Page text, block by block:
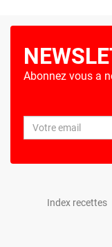
Abonnez vous a
Index recettes